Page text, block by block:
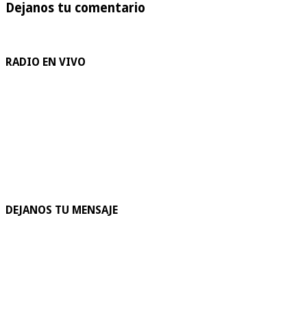
Dejanos tu comentario
RADIO EN VIVO
DEJANOS TU MENSAJE